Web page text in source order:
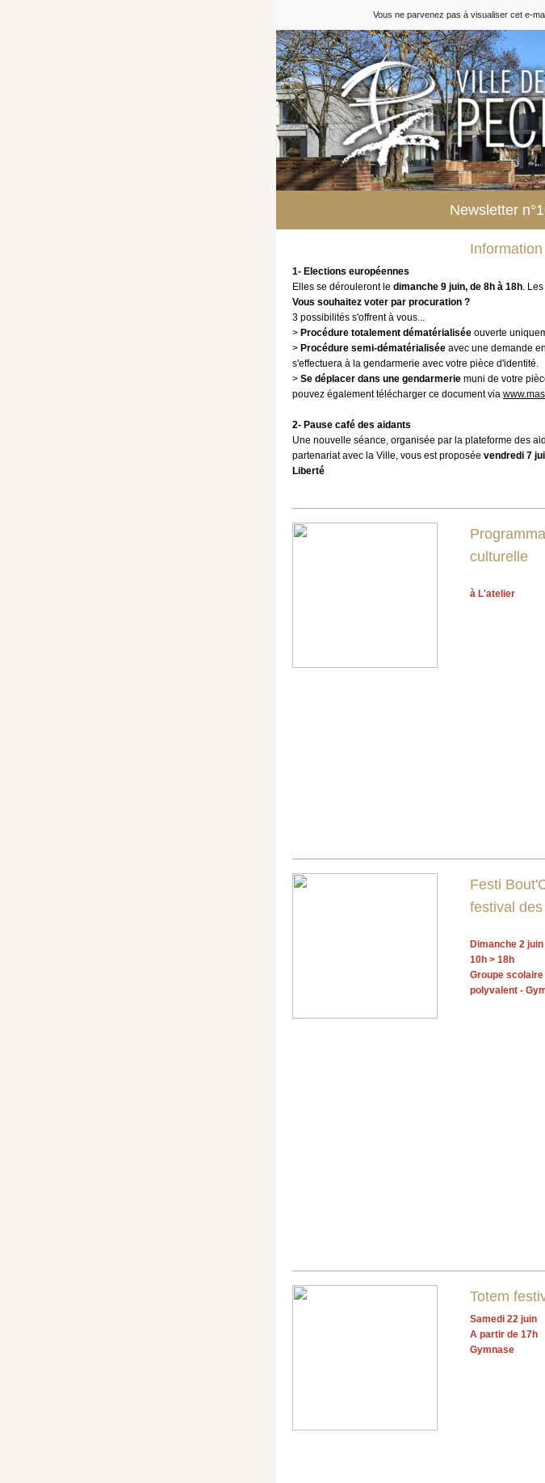
Vous ne parvenez pas à visualiser cet e-
Newsletter
1- Elections européennes
Elles se dérouleront le dimanche 9 juin, de 8h à 18h.
Vous souhaitez voter par procuration ?
3 possibilités s'offrent à vous...
> Procédure totalement dématérialisée ouverte
> Procédure semi-dématérialisée avec une demande
s'effectuera à la gendarmerie avec votre pièce d'identité.
> Se déplacer dans une gendarmerie muni de votre
pouvez également télécharger ce document via
2- Pause café des aidants
Une nouvelle séance, organisée par la plateforme des
partenariat avec la Ville, vous est proposée vendredi 7
Liberté
culturelle
à L'atelier
Festi
festival
Dimanche 2 juin
10h > 18h
Groupe
polyvalent -
Totem
Samedi 22 juin
A partir de 17h
Gymnase